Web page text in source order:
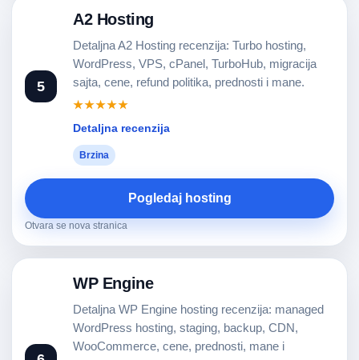
5
A2 Hosting
Detaljna A2 Hosting recenzija: Turbo hosting,
WordPress, VPS, cPanel, TurboHub, migracija
sajta, cene, refund politika, prednosti i mane.
★★★★★
Detaljna recenzija
Brzina
Pogledaj hosting
Otvara se nova stranica
WP Engine
Detaljna WP Engine hosting recenzija: managed
WordPress hosting, staging, backup, CDN,
WooCommerce, cene, prednosti, mane i